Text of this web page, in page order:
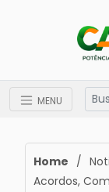
MENU
Home /
Acordos,